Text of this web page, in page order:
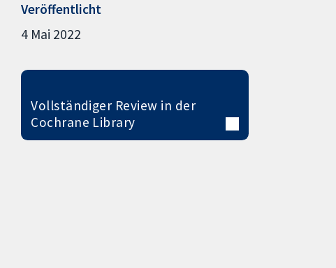
Veröffentlicht
4 Mai 2022
Vollständiger Review in der
Cochrane Library